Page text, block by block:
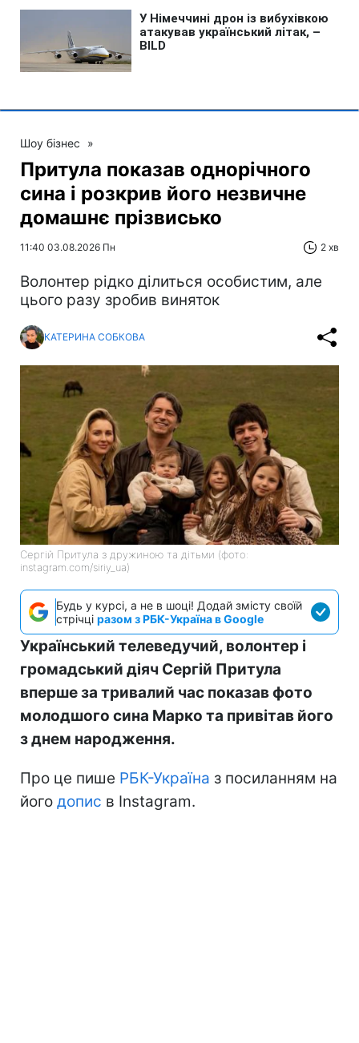
Шоу бізнес »
Притула показав однорічного
сина і розкрив його незвичне
домашнє прізвисько
11:40 03.08.2026 Пн 2 хв
Волонтер рідко ділиться особистим, але
цього разу зробив виняток
КАТЕРИНА СОБКОВА
Сергій Притула з дружиною та дітьми (фото:
instagram.com/siriy_ua)
Будь у курсі, а не в шоці! Додай змісту своїй
стрічці разом з РБК-Україна в Google
Український телеведучий, волонтер і
громадський діяч Сергій Притула
вперше за тривалий час показав фото
молодшого сина Марко та привітав його
з днем народження.
Про це пише РБК-Україна з посиланням на
його допис в Instagram.